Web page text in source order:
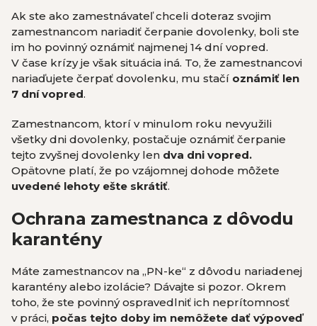
Ak ste ako zamestnávateľ chceli doteraz svojim
zamestnancom nariadiť čerpanie dovolenky, boli ste
im ho povinný oznámiť najmenej 14 dní vopred.
V čase krízy je však situácia iná. To, že zamestnancovi
nariaďujete čerpať dovolenku, mu stačí oznámiť len
7 dní vopred.
Zamestnancom, ktorí v minulom roku nevyužili
všetky dni dovolenky, postačuje oznámiť čerpanie
tejto zvyšnej dovolenky len dva dni vopred.
Opätovne platí, že po vzájomnej dohode môžete
uvedené lehoty ešte skrátiť.
Ochrana zamestnanca z dôvodu
karantény
Máte zamestnancov na „PN-ke“ z dôvodu nariadenej
karantény alebo izolácie? Dávajte si pozor. Okrem
toho, že ste povinný ospravedlniť ich neprítomnosť
v práci, počas tejto doby im nemôžete dať výpoveď